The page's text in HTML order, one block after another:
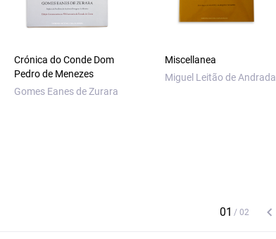
Crónica do Conde Dom
Pedro de Menezes
Gomes Eanes de Zurara
Miscellanea
Miguel Leitão de Andrada